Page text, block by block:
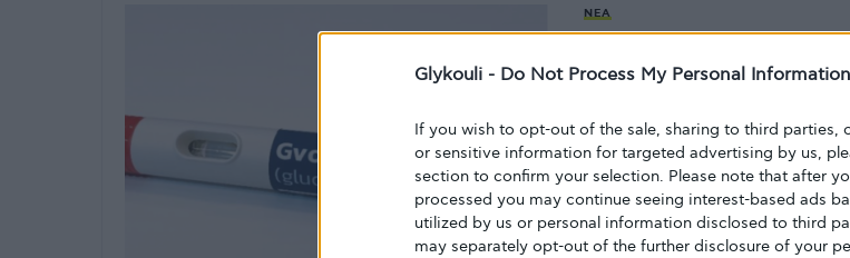
Glykouli - Do Not Process My Personal Information
If you wish to opt-out of the sale, sharing to third parties,
or sensitive information for targeted advertising by us,
section to confirm your selection. Please note that after
processed you may continue seeing interest-based ads
utilized by us or personal information disclosed to third
may separately opt-out of the further disclosure of your
ΝΈΑ
υγρό ενέσιμο γλυκαγόνο
υπογλυκαιμίας
Η Xeris Pharmaceuticals ανακοίνωσε
ότι το υγρό ενέσιμο γλυκαγόνο
από τον FDA.…